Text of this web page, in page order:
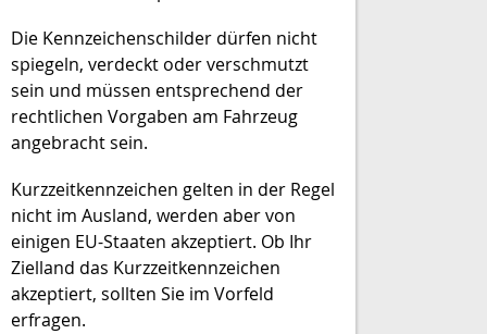
Die Kennzeichenschilder dürfen nicht
spiegeln, verdeckt oder verschmutzt
sein und müssen entsprechend der
rechtlichen Vorgaben am Fahrzeug
angebracht sein.
Kurzzeitkennzeichen gelten in der Regel
nicht im Ausland, werden aber von
einigen EU-Staaten akzeptiert. Ob Ihr
Zielland das Kurzzeitkennzeichen
akzeptiert, sollten Sie im Vorfeld
erfragen.